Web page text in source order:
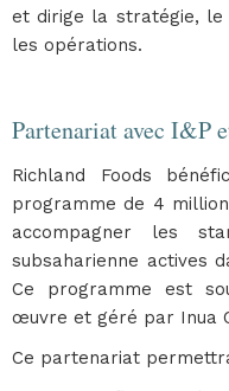
et dirige la stratégie,
les opérations.
Partenariat avec I&P
Richland Foods
programme de 4
accompagner les
subsaharienne actives
Ce programme est
œuvre et géré par Inua
Ce partenariat